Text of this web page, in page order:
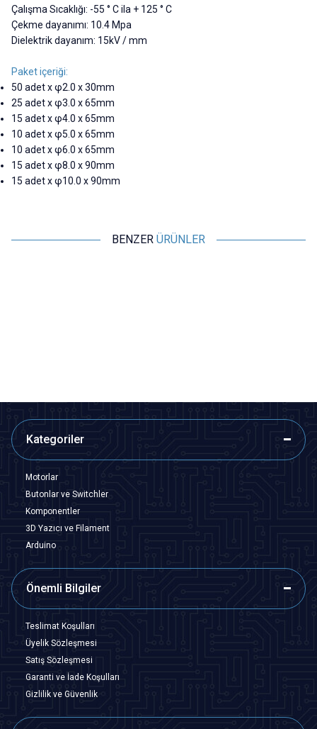
Çalışma Sıcaklığı: -55 ° C ila + 125 ° C
Çekme dayanımı: 10.4 Mpa
Dielektrik dayanım: 15kV / mm
Paket içeriği:
50 adet x φ2.0 x 30mm
25 adet x φ3.0 x 65mm
15 adet x φ4.0 x 65mm
10 adet x φ5.0 x 65mm
10 adet x φ6.0 x 65mm
15 adet x φ8.0 x 90mm
15 adet x φ10.0 x 90mm
BENZER ÜRÜNLER
Kategoriler
Motorlar
Butonlar ve Switchler
Komponentler
3D Yazıcı ve Filament
Arduino
Önemli Bilgiler
Teslimat Koşulları
Üyelik Sözleşmesi
Satış Sözleşmesi
Garanti ve İade Koşulları
Gizlilik ve Güvenlik